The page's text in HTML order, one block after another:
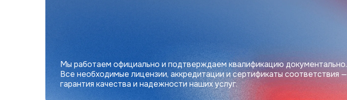
Мы работаем официально и подтверждаем квалификацию документально.
Все необходимые лицензии, аккредитации и сертификаты соответствия —
гарантия качества и надежности наших услуг.